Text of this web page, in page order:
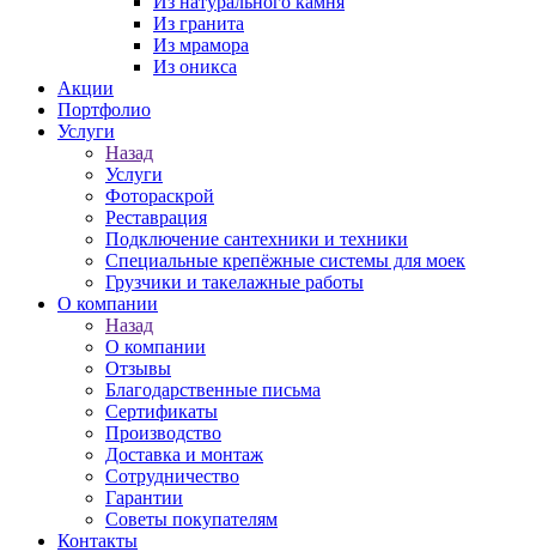
Из гранита
Из мрамора
Из оникса
Акции
Портфолио
Услуги
Назад
Услуги
Фотораскрой
Реставрация
Подключение сантехники и техники
Специальные крепёжные системы для моек
Грузчики и такелажные работы
О компании
Назад
О компании
Отзывы
Благодарственные письма
Сертификаты
Производство
Доставка и монтаж
Сотрудничество
Гарантии
Советы покупателям
Контакты